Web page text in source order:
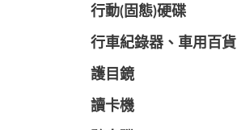
行動(固態)硬碟
行車紀錄器、車用百貨
護目鏡
讀卡機